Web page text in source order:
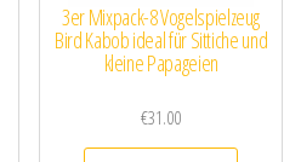
3er Mixpack-8 Vogelspielzeug
Bird Kabob ideal für Sittiche und
kleine Papageien
€31.00